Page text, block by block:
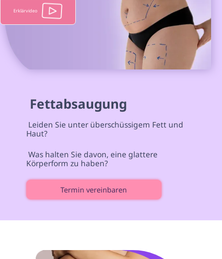
Fettabsaugung
Haut?
Körperform zu haben?
Termin vereinbaren
Erklärvideo